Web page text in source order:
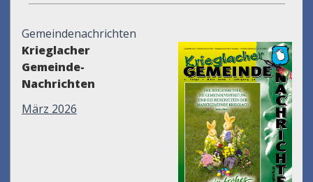
Gemeindenachrichten
Krieglacher
Gemeinde-
Nachrichten
März 2026